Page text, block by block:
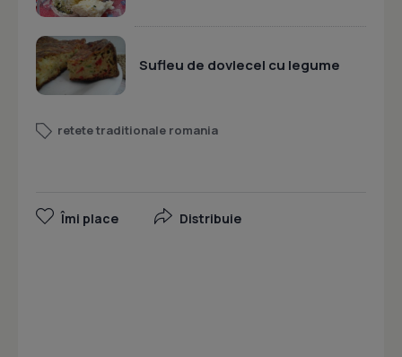
Sufleu de dovlecel cu legume
retete traditionale romania
Îmi place Distribuie